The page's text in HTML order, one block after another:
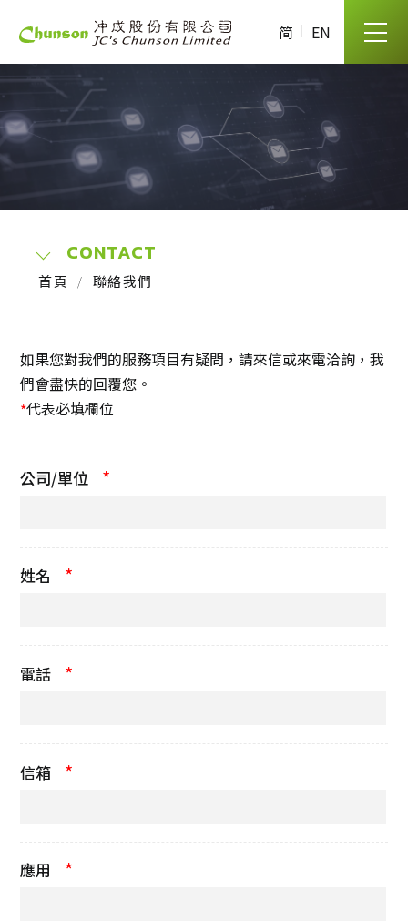
简 EN
CONTACT
首頁 聯絡我們
如果您對我們的服務項目有疑問，請來信或來電洽詢，我
們會盡快的回覆您。
*代表必填欄位
公司/單位 *
姓名 *
電話 *
信箱 *
應用 *